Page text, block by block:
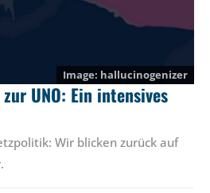
hallucinogenizer
UNO: Ein intensives
Wir blicken zurück auf